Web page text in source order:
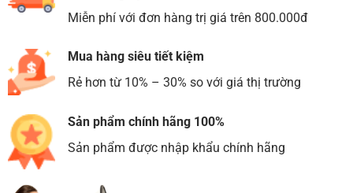
Miễn phí với đơn hàng trị giá trên 800.000đ
Mua hàng siêu tiết kiệm
Rẻ hơn từ 10% – 30% so với giá thị trường
Sản phẩm chính hãng 100%
Sản phẩm được nhập khẩu chính hãng